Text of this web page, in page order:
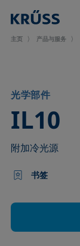
主页 产品与服务
光学部件
IL10
–
附加冷光源
书签